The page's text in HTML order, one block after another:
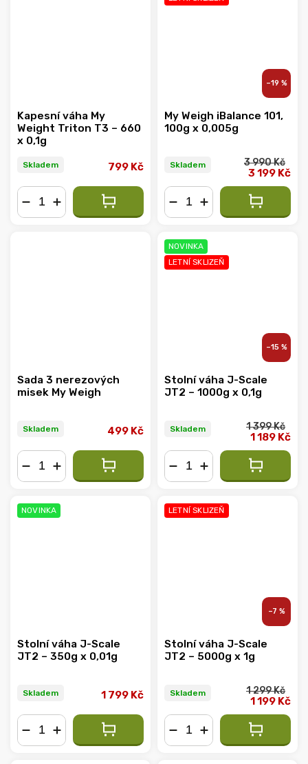
Kapesní váha My
Weight Triton T3 – 660
x 0,1g
Skladem 799 Kč
–19 %
My Weigh iBalance 101,
100g x 0,005g
Skladem 3 990 Kč
3 199 Kč
Sada 3 nerezových
misek My Weigh
Skladem 499 Kč
NOVINKA
LETNÍ SKLIZEŇ
–15 %
Stolní váha J-Scale
JT2 – 1000g x 0,1g
Skladem 1 399 Kč
1 189 Kč
NOVINKA
Stolní váha J-Scale
JT2 – 350g x 0,01g
Skladem 1 799 Kč
LETNÍ SKLIZEŇ
–7 %
Stolní váha J-Scale
JT2 – 5000g x 1g
Skladem 1 299 Kč
1 199 Kč